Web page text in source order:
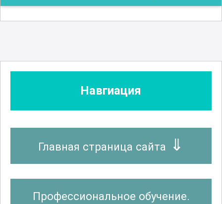
Навгиация
Главная страница сайта
Профессиональное обучение.